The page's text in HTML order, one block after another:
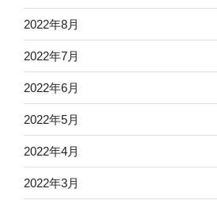
2022年8月
2022年7月
2022年6月
2022年5月
2022年4月
2022年3月